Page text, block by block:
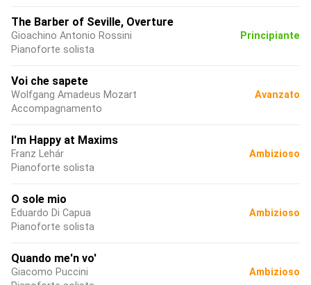
The Barber of Seville, Overture
Gioachino Antonio Rossini
Pianoforte solista
Principiante
Voi che sapete
Wolfgang Amadeus Mozart
Accompagnamento
Avanzato
I'm Happy at Maxims
Franz Lehár
Pianoforte solista
Ambizioso
O sole mio
Eduardo Di Capua
Pianoforte solista
Ambizioso
Quando me'n vo'
Giacomo Puccini
Ambizioso